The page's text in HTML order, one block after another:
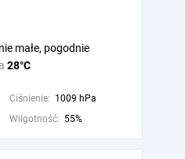
28°C
małe, pogodnie
Ciśnienie: 1009 hPa
Wilgotność: 55%